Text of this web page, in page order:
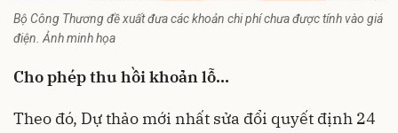
Bộ Công Thương đề xuất đưa các khoản chi phí chưa được tính vào giá
điện. Ảnh minh họa
Cho phép thu hồi khoản lỗ…
Theo đó, Dự thảo mới nhất sửa đổi quyết định 24